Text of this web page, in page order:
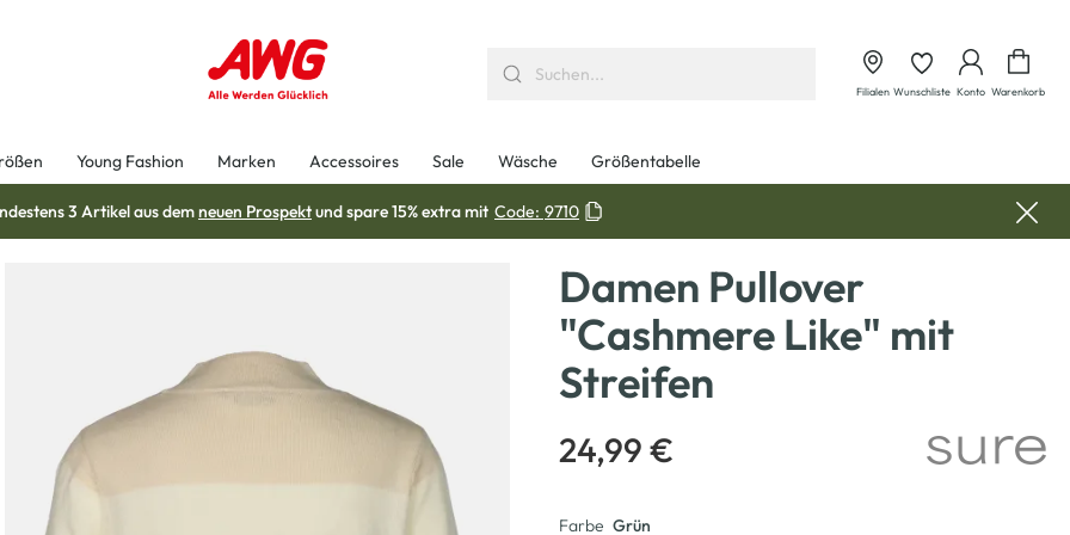
Filialen Wunschliste Konto Warenkorb
Young Fashion Marken Accessoires Sale Wäsche Größentabelle
3 Artikel aus demneuen Prospektund spare 15% extra mit Code: 9710
Damen Pullover
"Cashmere Like" mit
Streifen
24,99 €
Farbe Grün